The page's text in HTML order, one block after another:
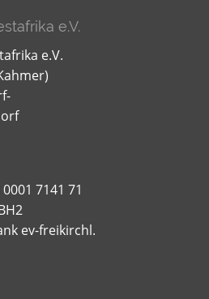
e.V.
e.V.
7141 71
ev-freikirchl.